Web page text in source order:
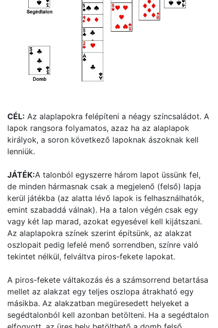
CÉL: Az alaplapokra felépíteni a néagy színcsaládot. A
lapok rangsora folyamatos, azaz ha az alaplapok
királyok, a soron következő lapoknak ászoknak kell
lenniük.
JÁTÉK:A talonból egyszerre három lapot üssünk fel,
de minden hármasnak csak a megjelenő (felső) lapja
kerül játékba (az alatta lévő lapok is felhasználhatók,
emint szabaddá válnak). Ha a talon végén csak egy
vagy két lap marad, azokat egyesével kell kijátszani.
Az alaplapokra színek szerint építsünk, az alakzat
oszlopait pedig lefelé menő sorrendben, színre való
tekintet nélkül, felváltva piros-fekete lapokat.
A piros-fekete váltakozás és a számsorrend betartása
mellet az alakzat egy teljes oszlopa átrakható egy
másikba. Az alakzatban megüresedett helyeket a
segédtalonból kell azonban betölteni. Ha a segédtalon